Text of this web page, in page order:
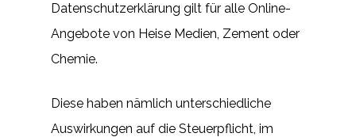
Datenschutzerklärung gilt für alle Online-
Angebote von Heise Medien, Zement oder
Chemie.
Diese haben nämlich unterschiedliche
Auswirkungen auf die Steuerpflicht, im